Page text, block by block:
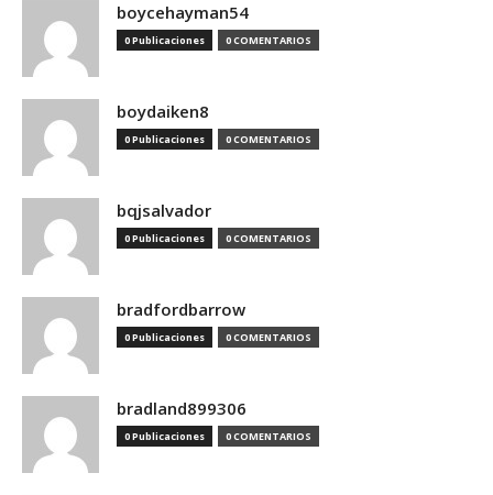
boycehayman54
0 Publicaciones 0 COMENTARIOS
boydaiken8
0 Publicaciones 0 COMENTARIOS
bqjsalvador
0 Publicaciones 0 COMENTARIOS
bradfordbarrow
0 Publicaciones 0 COMENTARIOS
bradland899306
0 Publicaciones 0 COMENTARIOS